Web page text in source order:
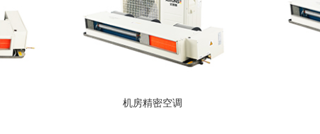
机房精密空调